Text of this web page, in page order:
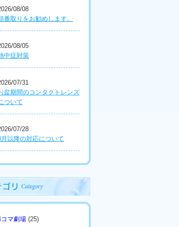
08/08
番取りをお勧めします。
08/05
中症対策
07/31
盆期間のコンタクトレンズ
ついて
07/28
以降の対応について
コマ劇場 (25)